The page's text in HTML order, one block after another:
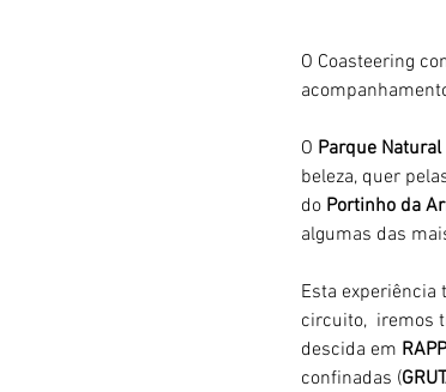
O Coasteering
O Parque
beleza, quer
do Portinho da
algumas das
Esta experiência
circuito,  iremos
descida em
confinadas (